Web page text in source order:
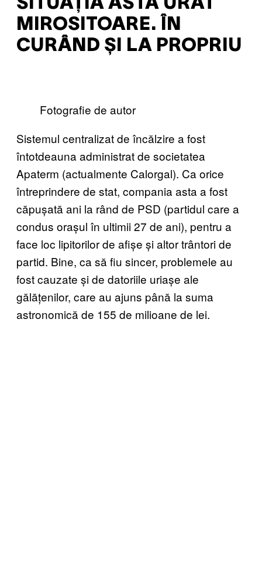
SITUAȚIA ASTA URÂT
MIROSITOARE. ÎN
CURÂND ȘI LA PROPRIU
Fotografie de autor
Sistemul centralizat de încălzire a fost
întotdeauna administrat de societatea
Apaterm (actualmente Calorgal). Ca orice
întreprindere de stat, compania asta a fost
căpușată ani la rând de PSD (partidul care a
condus orașul în ultimii 27 de ani), pentru a
face loc lipitorilor de afișe și altor trântori de
partid. Bine, ca să fiu sincer, problemele au
fost cauzate și de datoriile uriașe ale
gălățenilor, care au ajuns până la suma
astronomică de 155 de milioane de lei.